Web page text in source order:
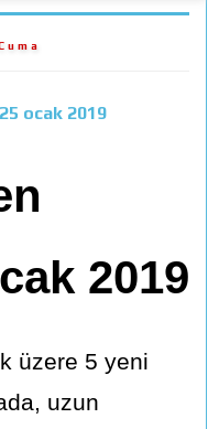
ocak 2019
2019
üzere 5 yeni
uzun